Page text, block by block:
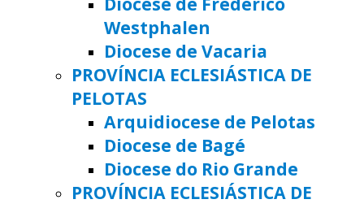
Westphalen
Diocese de Vacaria
PROVÍNCIA ECLESIÁSTICA DE
PELOTAS
Arquidiocese de Pelotas
Diocese de Bagé
Diocese do Rio Grande
PROVÍNCIA ECLESIÁSTICA DE